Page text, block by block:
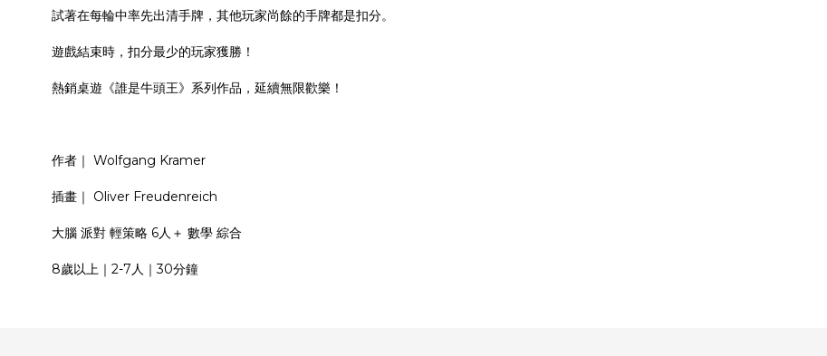
試著在每輪中率先出清手牌，其他玩家尚餘的手牌都是扣分。
遊戲結束時，扣分最少的玩家獲勝！
熱銷桌遊《誰是牛頭王》系列作品，延續無限歡樂！
作者｜ Wolfgang Kramer
插畫｜ Oliver Freudenreich
大腦 派對 輕策略 6人＋ 數學 綜合
8歲以上｜2-7人｜30分鐘